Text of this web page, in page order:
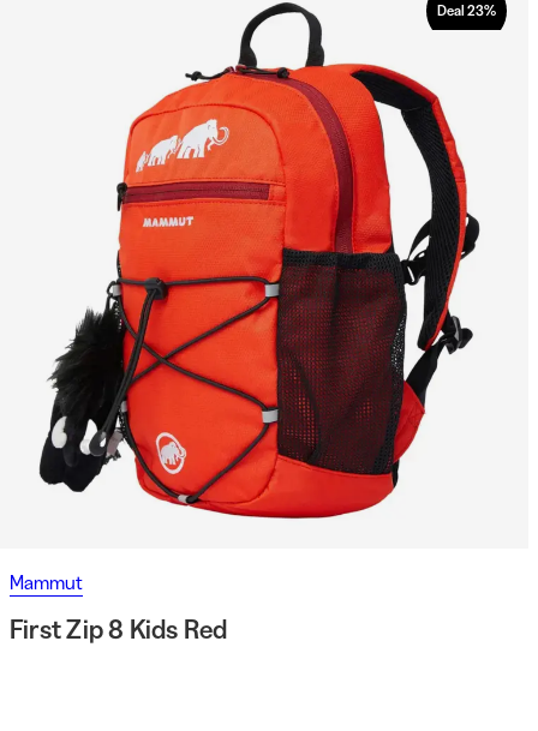
Deal 23%
Mammut
First Zip 8 Kids Red